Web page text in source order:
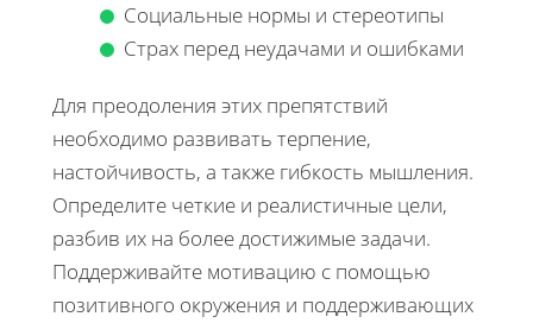
Социальные нормы и стереотипы
Страх перед неудачами и ошибками
Для преодоления этих препятствий
необходимо развивать терпение,
настойчивость, а также гибкость мышления.
Определите четкие и реалистичные цели,
разбив их на более достижимые задачи.
Поддерживайте мотивацию с помощью
позитивного окружения и поддерживающих